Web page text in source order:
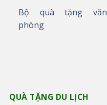
Bộ quà tặng văn
phòng
QUÀ TẶNG DU LỊCH